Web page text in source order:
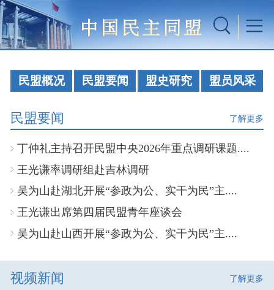
民盟概况 民盟要闻 盟史研究 盟员风采
民盟要闻 了解更多
丁仲礼主持召开民盟中央2026年重点调研课题....
王光谦率调研组赴吉林调研
吴为山赴湖北开展“参政为公、实干为民”主....
王光谦出席第四届民盟青年座谈会
吴为山赴山西开展“参政为公、实干为民”主....
视频新闻 了解更多